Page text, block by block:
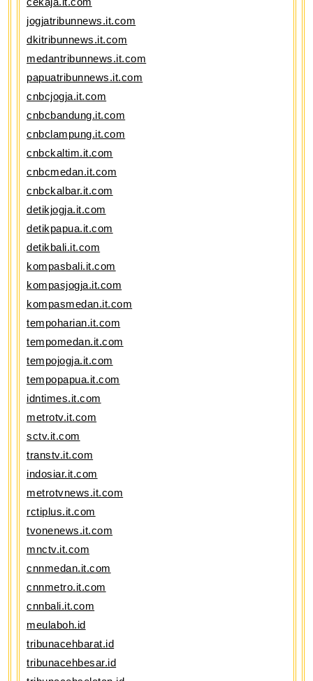
jogjatribunnews.it.com
dkitribunnews.it.com
medantribunnews.it.com
papuatribunnews.it.com
cnbcjogja.it.com
cnbcbandung.it.com
cnbclampung.it.com
cnbckaltim.it.com
cnbcmedan.it.com
cnbckalbar.it.com
detikjogja.it.com
detikpapua.it.com
detikbali.it.com
kompasbali.it.com
kompasjogja.it.com
kompasmedan.it.com
tempoharian.it.com
tempomedan.it.com
tempojogja.it.com
tempopapua.it.com
idntimes.it.com
metrotv.it.com
sctv.it.com
transtv.it.com
indosiar.it.com
metrotvnews.it.com
rctiplus.it.com
tvonenews.it.com
mnctv.it.com
cnnmedan.it.com
cnnmetro.it.com
cnnbali.it.com
meulaboh.id
tribunacehbarat.id
tribunacehbesar.id